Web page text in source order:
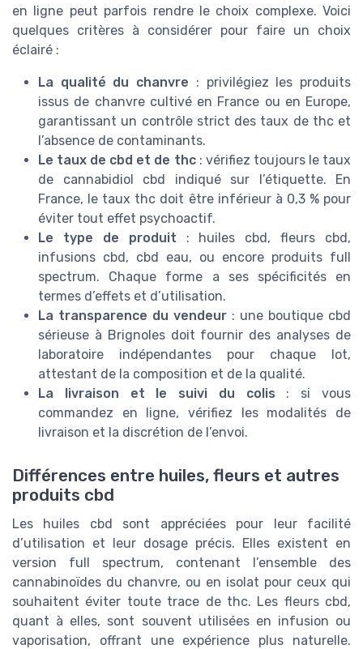
en ligne peut parfois rendre le choix complexe. Voici
quelques critères à considérer pour faire un choix
éclairé :
La qualité du chanvre : privilégiez les produits
issus de chanvre cultivé en France ou en Europe,
garantissant un contrôle strict des taux de thc et
l’absence de contaminants.
Le taux de cbd et de thc: vérifiez toujours le taux
de cannabidiol cbd indiqué sur l’étiquette. En
France, le taux thc doit être inférieur à 0,3 % pour
éviter tout effet psychoactif.
Le type de produit : huiles cbd, fleurs cbd,
infusions cbd, cbd eau, ou encore produits full
spectrum. Chaque forme a ses spécificités en
termes d’effets et d’utilisation.
La transparence du vendeur : une boutique cbd
sérieuse à Brignoles doit fournir des analyses de
laboratoire indépendantes pour chaque lot,
attestant de la composition et de la qualité.
La livraison et le suivi du colis : si vous
commandez en ligne, vérifiez les modalités de
livraison et la discrétion de l’envoi.
Différences entre huiles, fleurs et autres
produits cbd
Les huiles cbd sont appréciées pour leur facilité
d’utilisation et leur dosage précis. Elles existent en
version full spectrum, contenant l’ensemble des
cannabinoïdes du chanvre, ou en isolat pour ceux qui
souhaitent éviter toute trace de thc. Les fleurs cbd,
quant à elles, sont souvent utilisées en infusion ou
vaporisation, offrant une expérience plus naturelle.